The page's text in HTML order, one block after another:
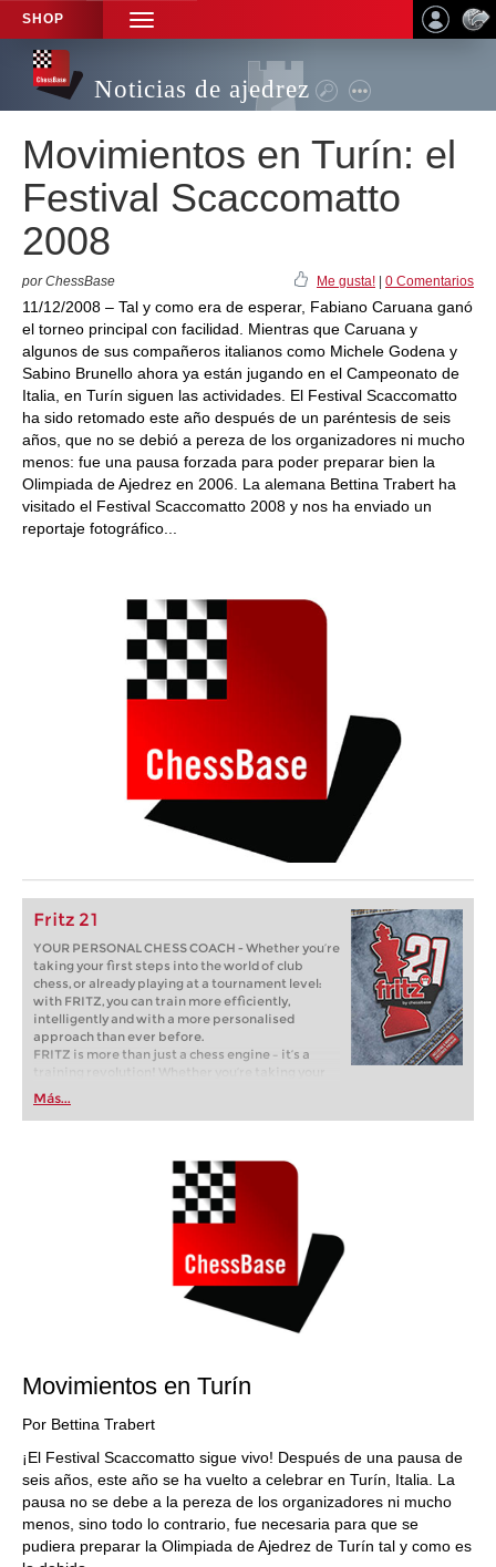
SHOP
TOGGLE
NAVIGATION
Noticias de ajedrez
Movimientos en Turín: el
Festival Scaccomatto
2008
por ChessBase Me gusta! 0 Comentarios
11/12/2008 – Tal y como era de esperar, Fabiano Caruana ganó
el torneo principal con facilidad. Mientras que Caruana y
algunos de sus compañeros italianos como Michele Godena y
Sabino Brunello ahora ya están jugando en el Campeonato de
Italia, en Turín siguen las actividades. El Festival Scaccomatto
ha sido retomado este año después de un paréntesis de seis
años, que no se debió a pereza de los organizadores ni mucho
menos: fue una pausa forzada para poder preparar bien la
Olimpiada de Ajedrez en 2006. La alemana Bettina Trabert ha
visitado el Festival Scaccomatto 2008 y nos ha enviado un
reportaje fotográfico...
Fritz 21
YOUR PERSONAL CHESS COACH - Whether you’re
taking your first steps into the world of club
chess, or already playing at a tournament level:
with FRITZ, you can train more efficiently,
intelligently and with a more personalised
approach than ever before.
FRITZ is more than just a chess engine – it’s a
training revolution! Whether you’re taking your
first steps into the world of club chess, or already
playing at a tournament level: with FRITZ, you can
train more efficiently, intelligently and with a
Más...
Movimientos en Turín
Por Bettina Trabert
¡El Festival Scaccomatto sigue vivo! Después de una pausa de
seis años, este año se ha vuelto a celebrar en Turín, Italia. La
pausa no se debe a la pereza de los organizadores ni mucho
menos, sino todo lo contrario, fue necesaria para que se
pudiera preparar la Olimpiada de Ajedrez de Turín tal y como es